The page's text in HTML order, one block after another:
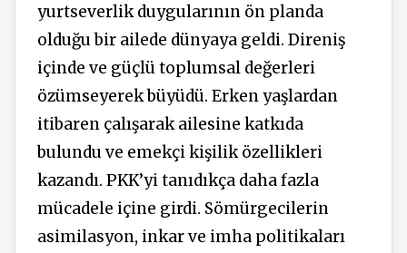
yurtseverlik duygularının ön planda
olduğu bir ailede dünyaya geldi. Direniş
içinde ve güçlü toplumsal değerleri
özümseyerek büyüdü. Erken yaşlardan
itibaren çalışarak ailesine katkıda
bulundu ve emekçi kişilik özellikleri
kazandı. PKK’yi tanıdıkça daha fazla
mücadele içine girdi. Sömürgecilerin
asimilasyon, inkar ve imha politikaları